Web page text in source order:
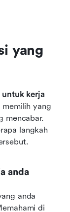
yang
kerja
yang
mencabar.
langkah
anda
anda
di